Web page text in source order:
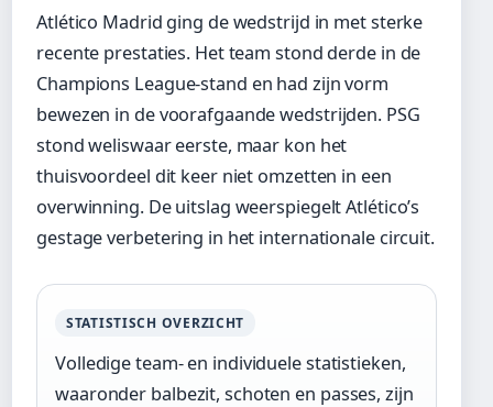
Atlético Madrid ging de wedstrijd in met sterke
recente prestaties. Het team stond derde in de
Champions League-stand en had zijn vorm
bewezen in de voorafgaande wedstrijden. PSG
stond weliswaar eerste, maar kon het
thuisvoordeel dit keer niet omzetten in een
overwinning. De uitslag weerspiegelt Atlético’s
gestage verbetering in het internationale circuit.
STATISTISCH OVERZICHT
Volledige team- en individuele statistieken,
waaronder balbezit, schoten en passes, zijn